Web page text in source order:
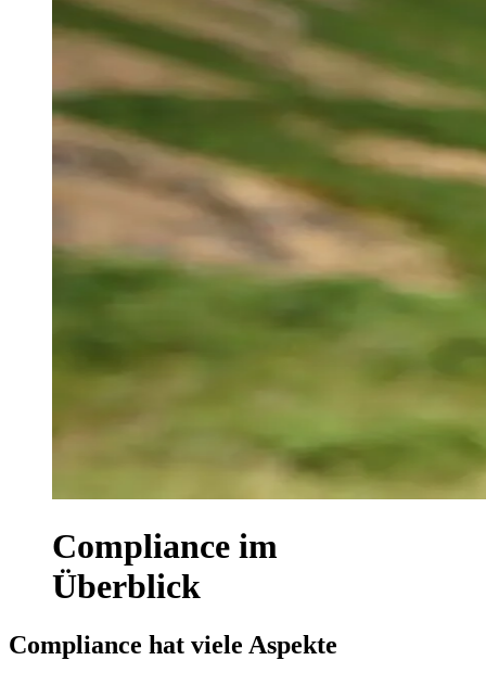
Compliance im
Überblick
Compliance hat viele Aspekte